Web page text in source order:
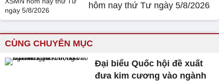
hôm nay thứ Tư ngày 5/8/2026
CÙNG CHUYÊN MỤC
Đại biểu Quốc hội đề xuất
đưa kim cương vào ngành